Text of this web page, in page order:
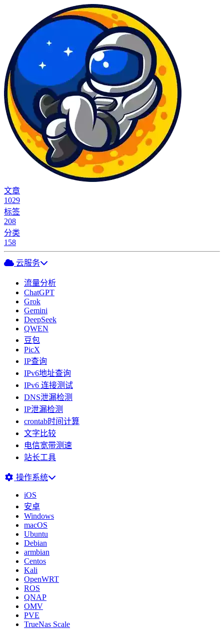
文章
1029
标签
208
分类
158
云服务
流量分析
ChatGPT
Grok
Gemini
DeepSeek
QWEN
豆包
PicX
IP查询
IPv6地址查询
IPv6 连接测试
DNS泄漏检测
IP泄漏检测
crontab时间计算
文字比较
电信宽带测速
站长工具
操作系统
iOS
安卓
Windows
macOS
Ubuntu
Debian
armbian
Centos
Kali
OpenWRT
ROS
QNAP
OMV
PVE
TrueNas Scale